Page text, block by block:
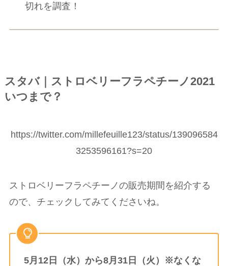
切れを調査！
スタバ｜ストロベリーフラペチーノ2021
いつまで？
https://twitter.com/millefeuille123/status/139096584
3253596161?s=20
ストロベリーフラペチーノの販売期間を紹介する
ので、チェックしてみてくださいね。
5月12日（水）から8月31日（火）※なくな